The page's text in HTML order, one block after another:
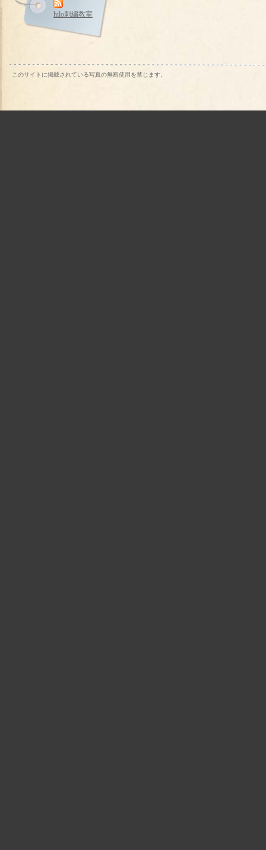
hilo刺繍教室
このサイトに掲載されている写真の無断使用を禁じます。